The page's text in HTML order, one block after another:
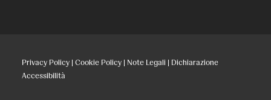
Privacy Policy | Cookie Policy | Note Legali | Dichiarazione
Accessibilità